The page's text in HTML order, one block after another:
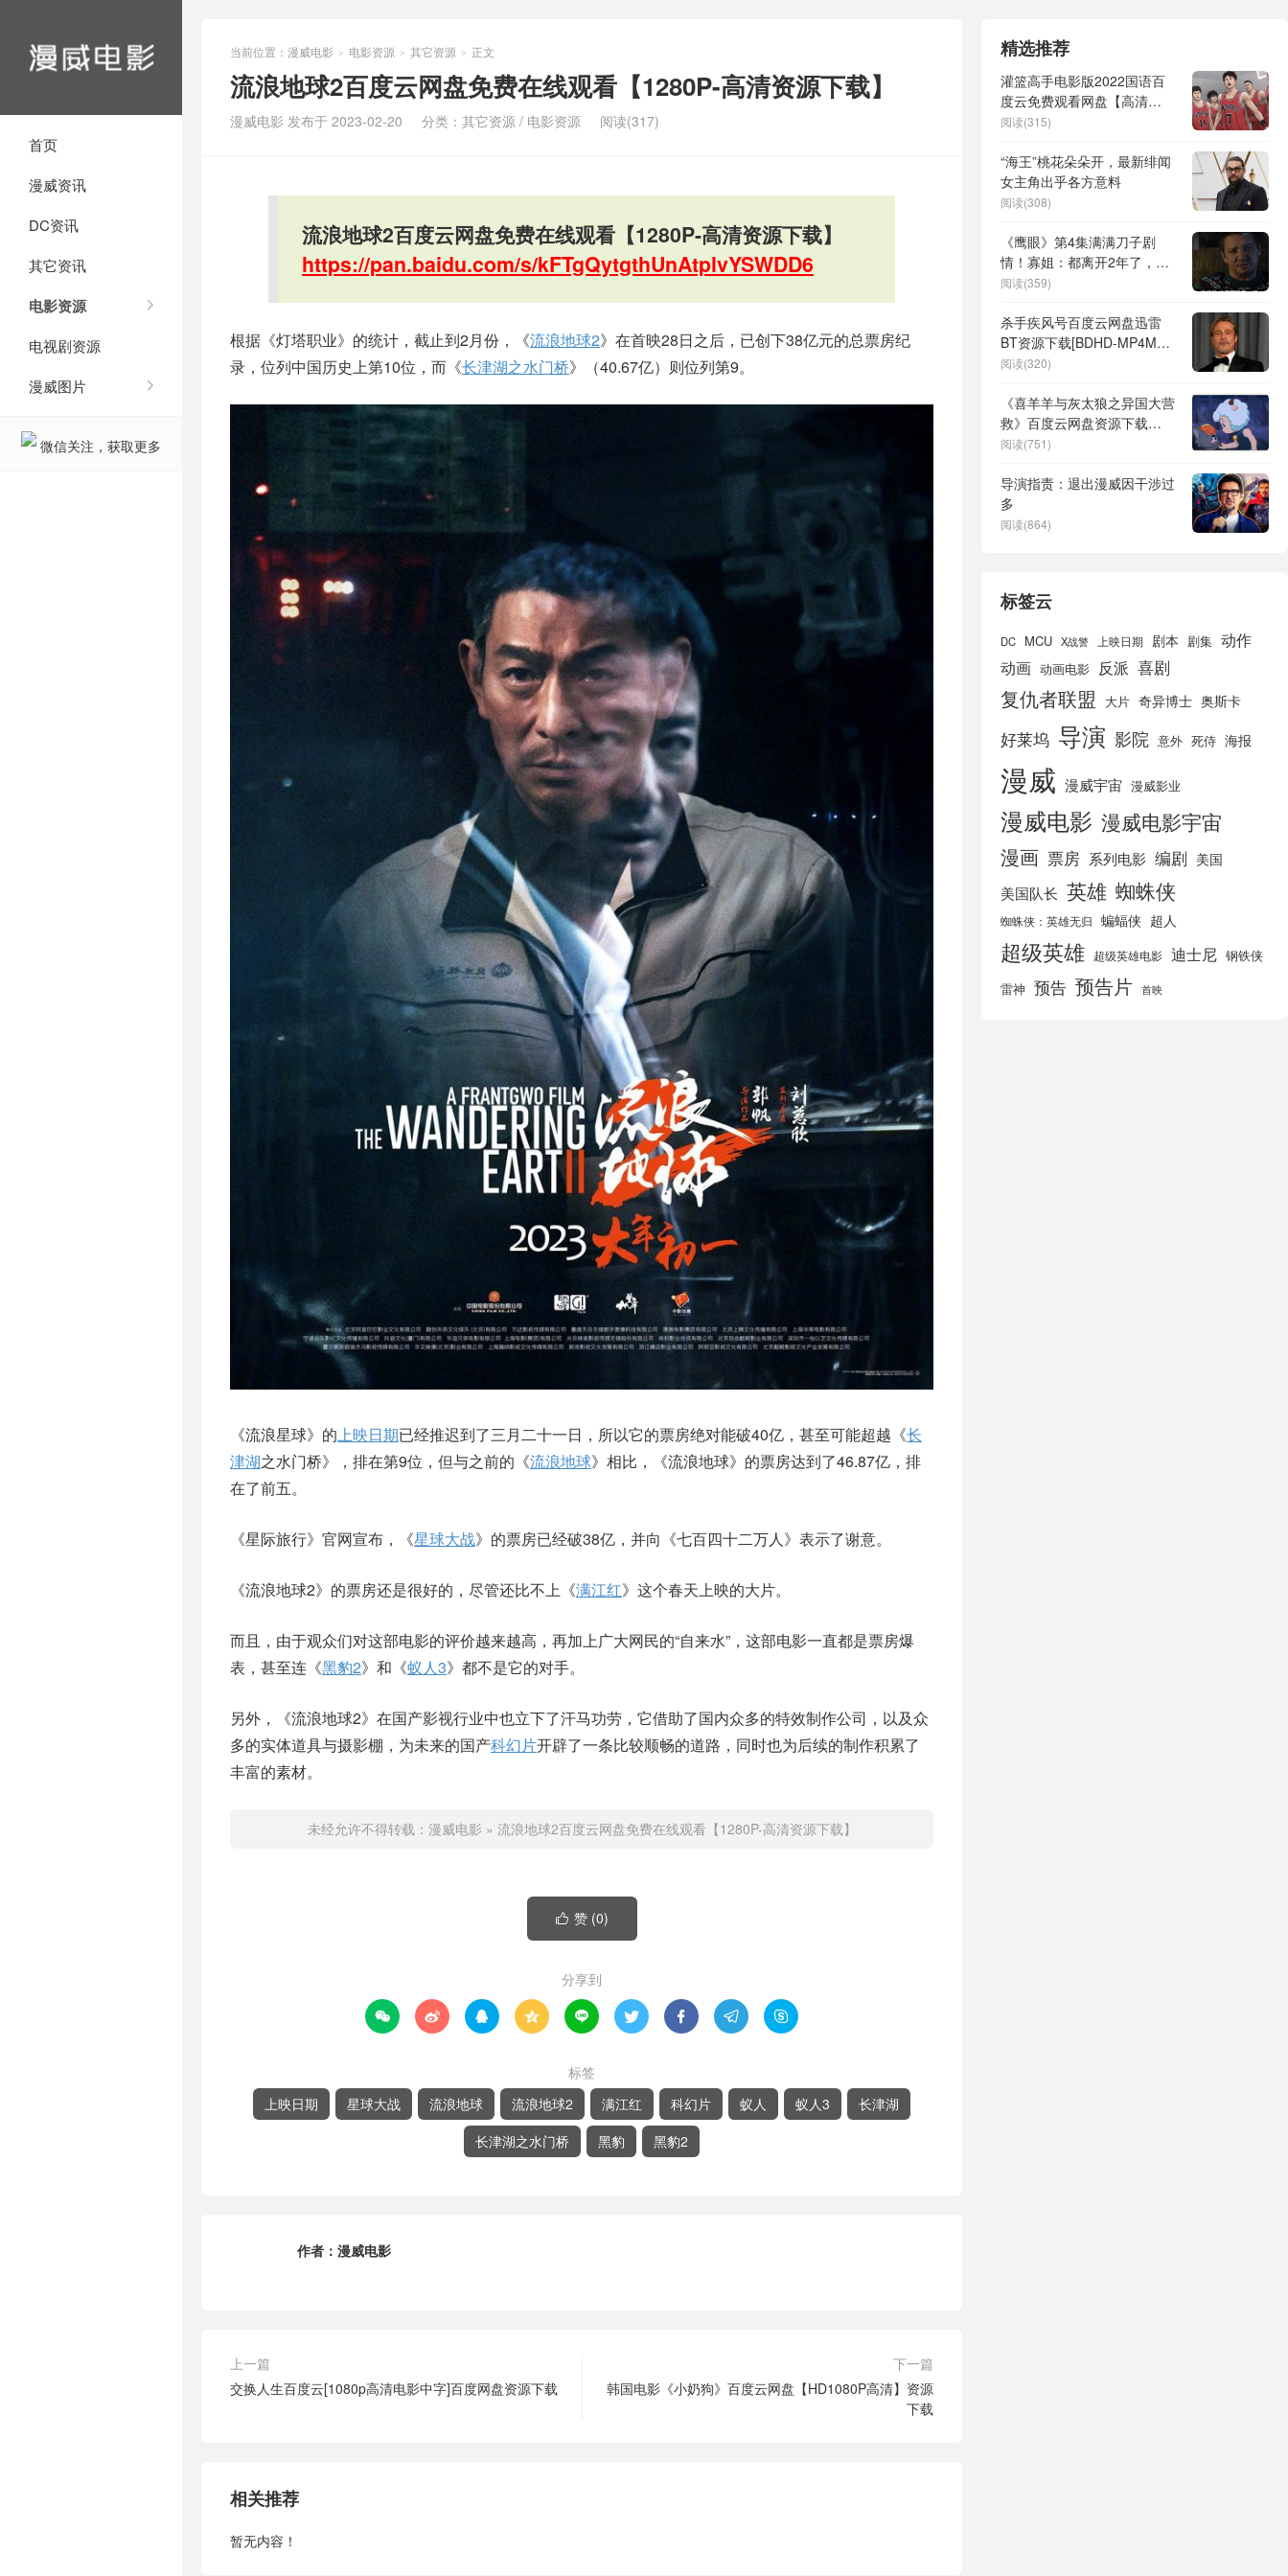
首页
漫威资讯
DC资讯
其它资讯
电影资源
电视剧资源
漫威图片
微信关注，获取更多
当前位置： 漫威电影 > 电影资源 > 其它资源 > 正文
流浪地球2百度云网盘免费在线观看【1280P-高清资源下载】
漫威电影 发布于 2023-02-20 分类： 其它资源 / 电影资源 阅读(317)
流浪地球2百度云网盘免费在线观看【1280P-高清资源下载】
https://pan.baidu.com/s/kFTgQytgthUnAtplvYSWDD6
根据《灯塔职业》的统计，截止到2月份，《流浪地球2》在首映28日之后，已创下38亿元的总票房纪
录，位列中国历史上第10位，而《长津湖之水门桥》（40.67亿）则位列第9。
《流浪星球》的 上映日期已经推迟到了三月二十一日，所以它的票房绝对能破40亿，甚至可能超越《长
津湖之水门桥》，排在第9位，但与之前的《流浪地球》相比，《流浪地球》的票房达到了46.87亿，排
在了前五。
《星际旅行》官网宣布，《星球大战》的票房已经破38亿，并向《七百四十二万人》表示了谢意。
《流浪地球2》的票房还是很好的，尽管还比不上《满江红》这个春天上映的大片。
而且，由于观众们对这部电影的评价越来越高，再加上广大网民的“自来水”，这部电影一直都是票房爆
表，甚至连《黑豹2》和《蚁人3》都不是它的对手。
另外，《流浪地球2》在国产影视行业中也立下了汗马功劳，它借助了国内众多的特效制作公司，以及众
多的实体道具与摄影棚，为未来的国产科幻片开辟了一条比较顺畅的道路，同时也为后续的制作积累了
丰富的素材。
未经允许不得转载： 漫威电影 » 流浪地球2百度云网盘免费在线观看【1280P-高清资源下载】
 赞 (0)
分享到
        
标签
上映日期
星球大战 流浪地球 流浪地球2 满江红 科幻片 蚁人 蚁人3
长津湖
长津湖之水门桥
黑豹 黑豹2
作者： 漫威电影
上一篇
交换人生百度云[1080p高清电影中字]百度网盘资源下载
下一篇
韩国电影《小奶狗》百度云网盘【HD1080P高清】资源
下载
相关推荐
暂无内容！
精选推荐
灌篮高手电影版2022国语百
度云免费观看网盘【高清
1080P】资源
阅读(315)
“海王”桃花朵朵开，最新绯闻
女主角出乎各方意料
阅读(308)
《鹰眼》第4集满满刀子剧
情！寡姐：都离开2年了，还
不放过我吗？
阅读(359)
杀手疾风号百度云网盘迅雷
BT资源下载[BDHD-MP4MKV]
[中英字幕]免费资源
阅读(320)
《喜羊羊与灰太狼之异国大营
救》百度云网盘资源下载
【1280P高清】阿里云盘链接
阅读(751)
导演指责：退出漫威因干涉过
多
阅读(864)
标签云
DC MCU X战警 上映日期 剧本 剧集 动作
动画 动画电影 反派 喜剧
复仇者联盟 大片 奇异博士 奥斯卡
好莱坞 导演 影院 意外 死侍 海报
漫威 漫威宇宙 漫威影业
漫威电影 漫威电影宇宙
漫画 票房 系列电影 编剧 美国
美国队长 英雄 蜘蛛侠
蜘蛛侠：英雄无归 蝙蝠侠 超人
超级英雄 超级英雄电影 迪士尼 钢铁侠
雷神 预告 预告片 首映